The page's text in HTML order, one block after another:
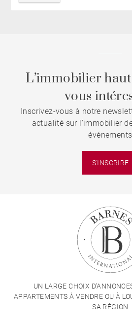
L’immobilier
vous
Inscrivez-vous à notre
actualité sur l'immobilier
événements
S'INSCRIRE
UN LARGE CHOIX
APPARTEMENTS À VENDRE OU À
SA RÉGION